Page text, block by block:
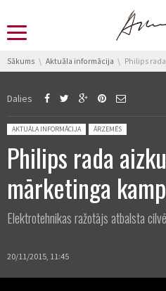
You are here:
Sākums Aktuāla informācija Philips rada aizkustinošu
Dalies
Posted in:
AKTUĀLA INFORMĀCIJA ĀRZEMĒS
Philips rada
mārketinga
Elektrotehnikas ražotājs atbalsta
20/11/2015, 11:45